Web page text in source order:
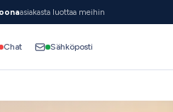
asiakasta luottaa meihin
Chat Sähköposti